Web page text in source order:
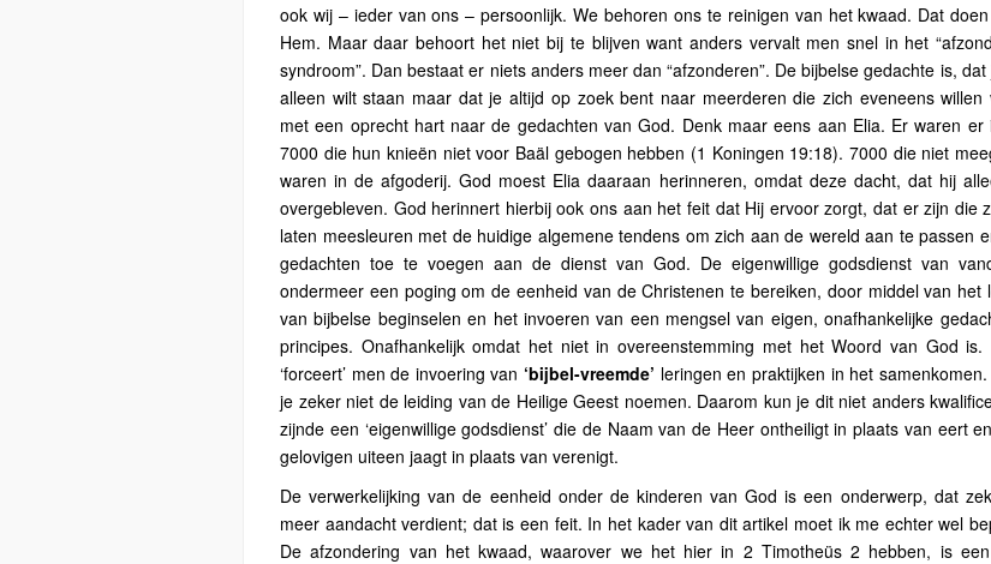
ook wij – ieder van ons – persoonlijk. We behoren ons te reinigen van het kwaad. Dat
Hem. Maar daar behoort het niet bij te blijven want anders vervalt men snel in het
syndroom”. Dan bestaat er niets anders meer dan “afzonderen”. De bijbelse gedachte is,
alleen wilt staan maar dat je altijd op zoek bent naar meerderen die zich eveneens willen
met een oprecht hart naar de gedachten van God. Denk maar eens aan Elia. Er waren er
7000 die hun knieën niet voor Baäl gebogen hebben (1 Koningen 19:18). 7000 die niet
waren in de afgoderij. God moest Elia daaraan herinneren, omdat deze dacht, dat hij
overgebleven. God herinnert hierbij ook ons aan het feit dat Hij ervoor zorgt, dat er zijn die
laten meesleuren met de huidige algemene tendens om zich aan de wereld aan te passen
gedachten toe te voegen aan de dienst van God. De eigenwillige godsdienst van
ondermeer een poging om de eenheid van de Christenen te bereiken, door middel van het
van bijbelse beginselen en het invoeren van een mengsel van eigen, onafhankelijke
principes. Onafhankelijk omdat het niet in overeenstemming met het Woord van God is.
‘forceert’ men de invoering van ‘bijbel-vreemde’ leringen en praktijken in het
je zeker niet de leiding van de Heilige Geest noemen. Daarom kun je dit niet anders
zijnde een ‘eigenwillige godsdienst’ die de Naam van de Heer ontheiligt in plaats van eert
gelovigen uiteen jaagt in plaats van verenigt.
De verwerkelijking van de eenheid onder de kinderen van God is een onderwerp, dat
meer aandacht verdient; dat is een feit. In het kader van dit artikel moet ik me echter wel
De afzondering van het kwaad, waarover we het hier in 2 Timotheüs 2 hebben, is